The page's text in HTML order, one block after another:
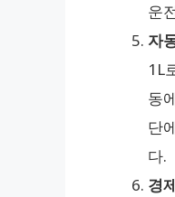
운
자
1L
동
단
다.
경